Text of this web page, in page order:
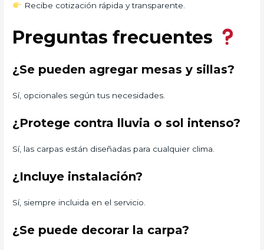
Recibe cotización rápida y transparente.
Preguntas frecuentes
¿Se pueden agregar mesas y sillas?
Sí, opcionales según tus necesidades.
¿Protege contra lluvia o sol intenso?
Sí, las carpas están diseñadas para cualquier clima.
¿Incluye instalación?
Sí, siempre incluida en el servicio.
¿Se puede decorar la carpa?